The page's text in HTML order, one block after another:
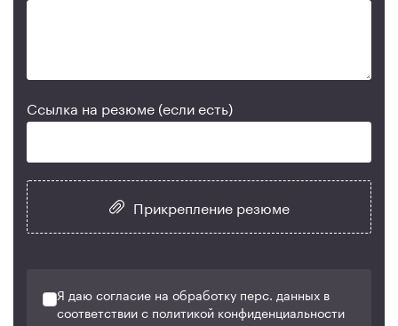
Ссылка на резюме (если есть)
Прикрепление резюме
Я даю согласие на обработку перс. данных в
соответствии с политикой конфиденциальности